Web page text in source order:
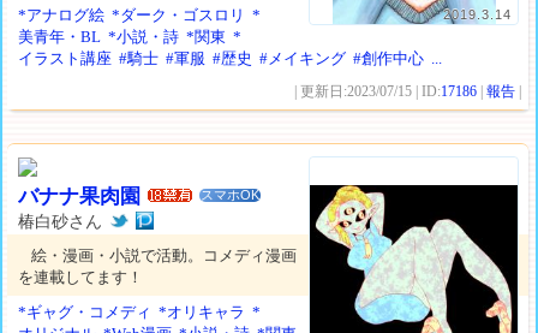
2019.3.14
*アナログ絵 *ダーク・ゴスロリ
*
美青年・BL *小説・詩 *関東 *
イラスト講座 #騎士 #軍服 #歴史 #メイキング #創作中心 ...
| 更新日:2023/07/15 | ID:17186 |報告
バナナ果肉園 スマホOK
椿白砂さん
絵・漫画・小説で活動。コメディ漫画
を連載してます！
*ギャグ・コメディ *オリキャラ *